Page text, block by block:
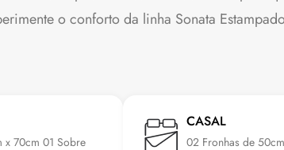
o conforto da linha Sonata
x 70cm 01 Sobre
CASAL
02 Fronhas de